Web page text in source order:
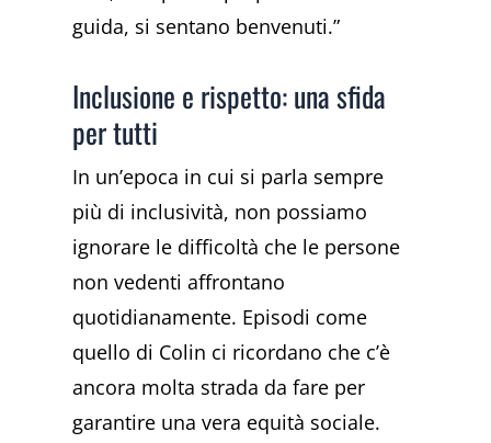
guida, si sentano benvenuti.”
Inclusione e rispetto: una sfida
per tutti
In un’epoca in cui si parla sempre
più di inclusività, non possiamo
ignorare le difficoltà che le persone
non vedenti affrontano
quotidianamente. Episodi come
quello di Colin ci ricordano che c’è
ancora molta strada da fare per
garantire una vera equità sociale.